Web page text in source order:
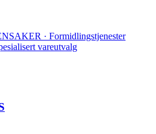
· Formidlingstjenester
vareutvalg